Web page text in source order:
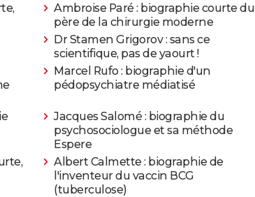
Ambroise Paré : biographie courte du
père de la chirurgie moderne
Dr Stamen Grigorov : sans ce
scientifique, pas de yaourt !
Marcel Rufo : biographie d'un
pédopsychiatre médiatisé
Jacques Salomé : biographie du
psychosociologue et sa méthode
Espere
Albert Calmette : biographie de
l'inventeur du vaccin BCG
(tuberculose)